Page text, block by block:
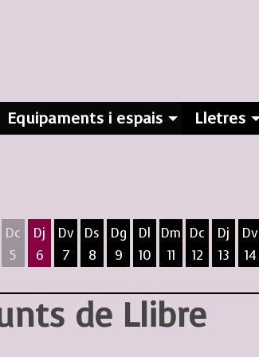
Equipaments i espais Lletres
Dc
5
Dj
6
Dv
7
Ds
8
Dg
9
Dl
10
Dm
11
Dc
12
Dj
13
Dv
14
de Llibre